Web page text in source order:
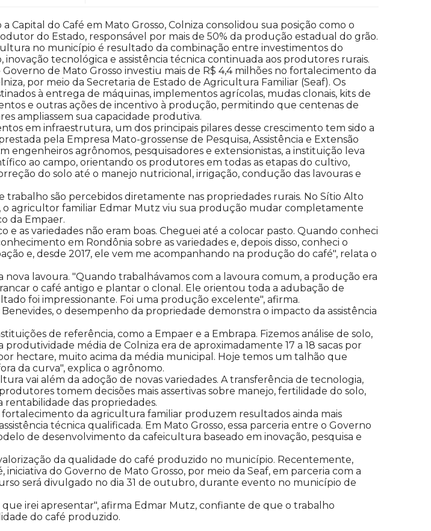
Capital do Café em Mato Grosso, Colniza consolidou sua posição como o
do Estado, responsável por mais de 50% da produção estadual do grão.
no município é resultado da combinação entre investimentos do
inovação tecnológica e assistência técnica continuada aos produtores rurais.
Governo de Mato Grosso investiu mais de R$ 4,4 milhões no fortalecimento da
por meio da Secretaria de Estado de Agricultura Familiar (Seaf). Os
à entrega de máquinas, implementos agrícolas, mudas clonais, kits de
e outras ações de incentivo à produção, permitindo que centenas de
ampliassem sua capacidade produtiva.
em infraestrutura, um dos principais pilares desse crescimento tem sido a
pela Empresa Mato-grossense de Pesquisa, Assistência e Extensão
engenheiros agrônomos, pesquisadores e extensionistas, a instituição leva
ao campo, orientando os produtores em todas as etapas do cultivo,
do solo até o manejo nutricional, irrigação, condução das lavouras e
trabalho são percebidos diretamente nas propriedades rurais. No Sítio Alto
o agricultor familiar Edmar Mutz viu sua produção mudar completamente
da Empaer.
as variedades não eram boas. Cheguei até a colocar pasto. Quando conheci
em Rondônia sobre as variedades e, depois disso, conheci o
e, desde 2017, ele vem me acompanhando na produção do café", relata o
nova lavoura. "Quando trabalhávamos com a lavoura comum, a produção era
o café antigo e plantar o clonal. Ele orientou toda a adubação de
foi impressionante. Foi uma produção excelente", afirma.
o desempenho da propriedade demonstra o impacto da assistência
de referência, como a Empaer e a Embrapa. Fizemos análise de solo,
média de Colniza era de aproximadamente 17 a 18 sacas por
hectare, muito acima da média municipal. Hoje temos um talhão que
da curva", explica o agrônomo.
vai além da adoção de novas variedades. A transferência de tecnologia,
tomem decisões mais assertivas sobre manejo, fertilidade do solo,
das propriedades.
da agricultura familiar produzem resultados ainda mais
técnica qualificada. Em Mato Grosso, essa parceria entre o Governo
de desenvolvimento da cafeicultura baseado em inovação, pesquisa e
da qualidade do café produzido no município. Recentemente,
do Governo de Mato Grosso, por meio da Seaf, em parceria com a
será divulgado no dia 31 de outubro, durante evento no município de
irei apresentar", afirma Edmar Mutz, confiante de que o trabalho
do café produzido.